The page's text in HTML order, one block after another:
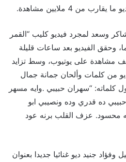
من 4 ملايين مشاهدة.
وسعد لمجرد فيديو كليب “القمر
وحقق الفيديو بعد ساعات قليلة
طرحه أكثر من 300 ألف مشاهدة على يوتيوب، وسط تزايد
من كلمات وألحان جمانة جمال
كلماته: “سهران حبيبي .وايه مسهر
ده قدري وده ونصيبي ابو
محسود. عزف القلب برنه عود
جنيد ديو غنائيا جديدا بعنوان